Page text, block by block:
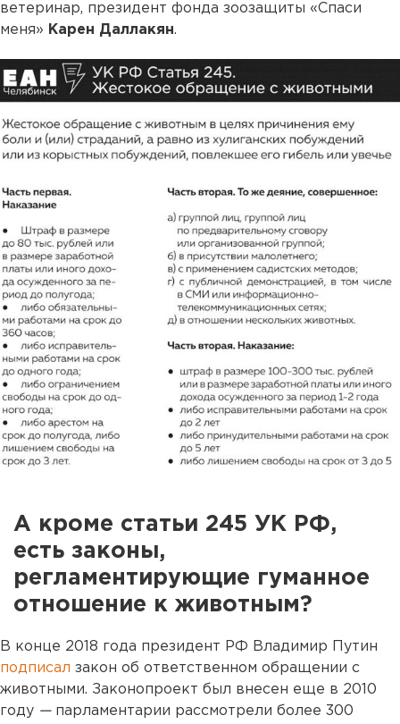
ветеринар, президент фонда зоозащиты «Спаси
меня» Карен Даллакян.
А кроме статьи 245 УК РФ,
есть законы,
регламентирующие гуманное
отношение к животным?
В конце 2018 года президент РФ Владимир Путин
подписал закон об ответственном обращении с
животными. Законопроект был внесен еще в 2010
году —парламентарии рассмотрели более 300